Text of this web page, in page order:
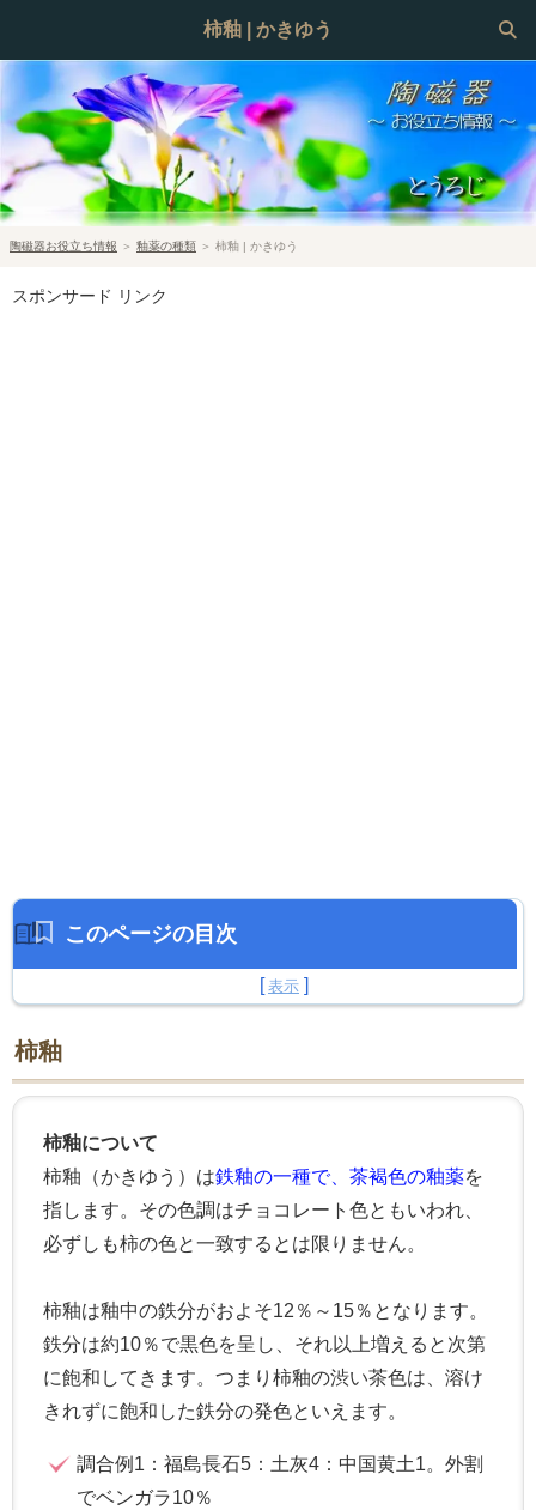
柿釉 | かきゆう
陶磁器お役立ち情報 ＞ 釉薬の種類 ＞ 柿釉 | かきゆう
スポンサード リンク
このページの目次
柿釉
柿釉について
柿釉（かきゆう）は鉄釉の一種で、茶褐色の釉薬を
指します。その色調はチョコレート色ともいわれ、
必ずしも柿の色と一致するとは限りません。
柿釉は釉中の鉄分がおよそ12％～15％となります。
鉄分は約10％で黒色を呈し、それ以上増えると次第
に飽和してきます。つまり柿釉の渋い茶色は、溶け
きれずに飽和した鉄分の発色といえます。
調合例1：福島長石5：土灰4：中国黄土1。外割
でベンガラ10％